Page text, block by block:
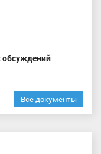
Все документы